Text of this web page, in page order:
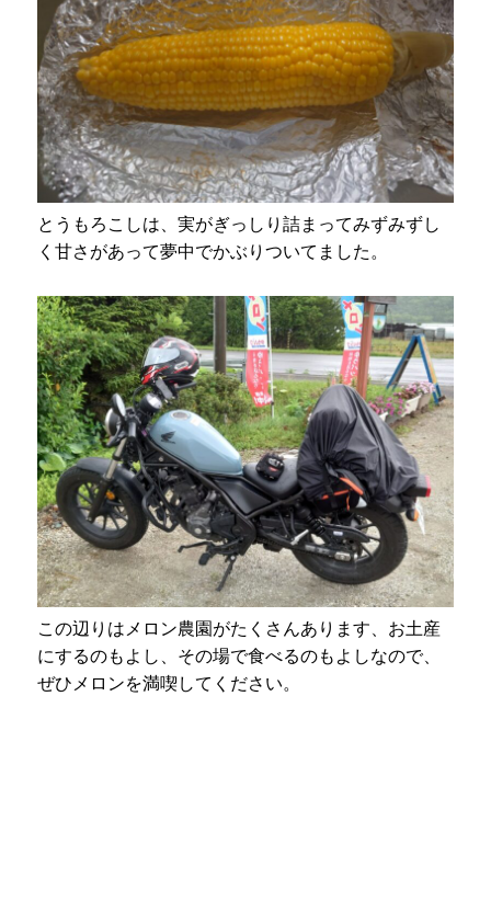
とうもろこしは、実がぎっしり詰まってみずみずし
く甘さがあって夢中でかぶりついてました。
この辺りはメロン農園がたくさんあります、お土産
にするのもよし、その場で食べるのもよしなので、
ぜひメロンを満喫してください。